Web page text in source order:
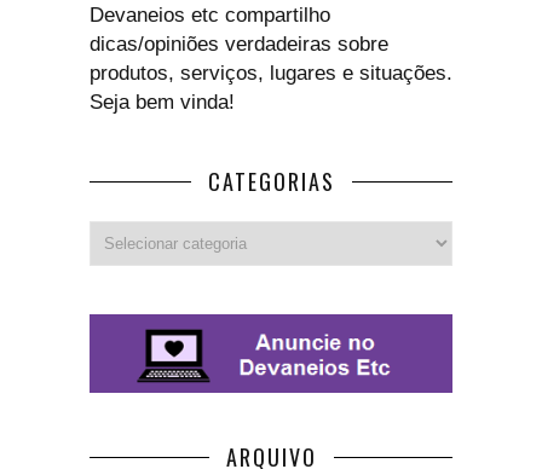
Devaneios etc compartilho
dicas/opiniões verdadeiras sobre
produtos, serviços, lugares e situações.
Seja bem vinda!
CATEGORIAS
ARQUIVO